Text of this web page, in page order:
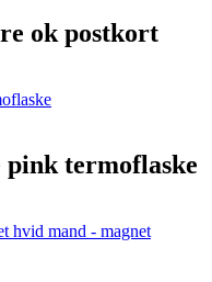
ok postkort
pink termoflaske